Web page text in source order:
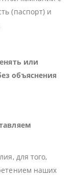
(паспорт) и
или
объяснения
для того,
наших